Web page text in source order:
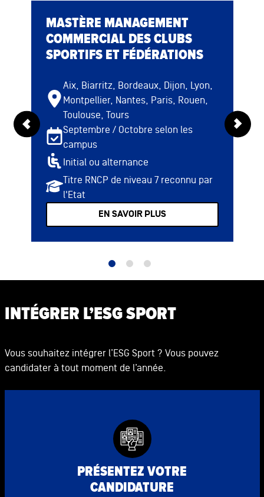
de 14h30 à 16h Sur place
MASTÈRE MANAGEMENT
COMMERCIAL DES CLUBS
SPORTIFS ET FÉDÉRATIONS
Aix, Biarritz, Bordeaux, Dijon, Lyon,
Montpellier, Nantes, Paris, Rouen,
Toulouse, Tours
Septembre / Octobre selon les
campus
Initial ou alternance
Titre RNCP de niveau 7 reconnu par
l'Etat
EN SAVOIR PLUS
INTÉGRER L’ESG SPORT
Vous souhaitez intégrer l’ESG Sport ? Vous pouvez
candidater à tout moment de l’année.
PRÉSENTEZ VOTRE
CANDIDATURE